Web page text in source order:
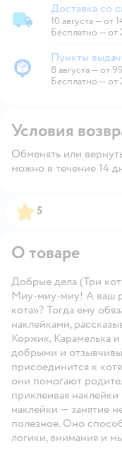
Доставка со склада
Доставка со
10 августа—от
Бесплатно — от
Пункты выдачи
Пункты
8 августа—от
Бесплатно — от
Условия
Обменять или
можно в течение 14
Рейтинг:
5
О товаре
Добрые дела (Три
Миу-миу-миу! А ваш
кота»? Тогда ему
наклейками,
Коржик, Карамелька
добрыми и
присоединится к
они помогают
приклеивая
наклейки — занятие
полезное. Оно
логики, внимания и